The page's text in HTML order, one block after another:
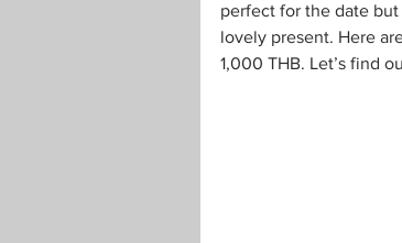
perfect for the date
lovely present. Here
1,000 THB. Let’s find